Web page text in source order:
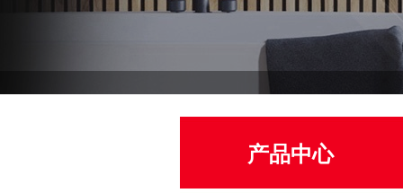
产品中心